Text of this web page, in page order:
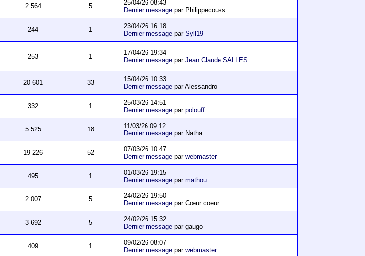
2 564 5
25/04/26 08:43
Dernier message par Philippecouss
244 1
23/04/26 16:18
Dernier message parSyll19
253 1
17/04/26 19:34
Dernier message parJean Claude SALLES
20 601 33
15/04/26 10:33
Dernier message par Alessandro
332 1
25/03/26 14:51
Dernier message parpolouff
5 525 18
11/03/26 09:12
Dernier message par Natha
19 226 52
07/03/26 10:47
Dernier message parwebmaster
495 1
01/03/26 19:15
Dernier message parmathou
2 007 5
24/02/26 19:50
Dernier message par Cœur coeur
3 692 5
24/02/26 15:32
Dernier message par gaugo
409 1
09/02/26 08:07
Dernier message parwebmaster